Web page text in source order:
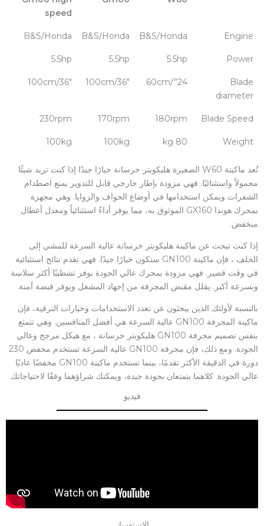
speed
Engine
B&S/Honda
B&S/Honda
B&S/Honda
Power
5.5hp
5.5hp
5.5hp
Blade
diameter
24”/60cm
36″/100cm
36″/100cm
Blade Speed
180rpm
170rpm
230rpm
Weight
80 kg
100kg
100kg
تُعد ماكينة W60 الصغيرة هليكوبتر خرسانة خيارًا جيدًا إذا كنت تريد شيئًا
محمولاً واستثنائيًا. فهي مزودة بإطار خارجي قابل للتدوير يمنع اصطدام
الشفرات ويمكن استخدامها في أوضاع الحواف والزوايا. وهي مجهزة
بمحرك هوندا GX160 الموثوق به، مما يوفر أداءً استثنائياً ومعدل أعطال
منخفض.
إذا كنت تبحث عن ماكينة هليكوبتر خرسانة عالية السرعة للمشي إلى
الخلف ، فإن ماكينة GN100 ستكون خيارًا جيدًا. فهي تقدم نتائج استثنائية
في وقت قصير. فهي مزودة بمحرك عالي الجودة يوفر تشطيبًا أكثر سلاسة
وبسرعة أكبر. يقلل مقبض المجرفة من إجهاد المشغل ويوفر قبضة آمنة.
بالنسبة لأولئك الذين يبحثون عن تعدد الاستخدامات وخيارات الترقية، فإن
ماكينة المجرفة GN100 عالية السرعة هي أفضل المنافسين. وهي تتمتع
بنفس تصميم مجرفة GN100 هليكوبتر خرسانة ، مع هيكل مرجح وعالي
الجودة. ومع ذلك، فإن مجرفة GN100 عالية السرعة تستخدم مخفض 230
دورة في الدقيقة الأكثر تقدمًا، بينما تستخدم ماكينة GN100 مخفضًا عاديًا
عالي الجودة. كلاهما يتمتعان بجودة جيدة، ويمكنك شراؤهما وفقًا لاحتياجاتك.
فيديو